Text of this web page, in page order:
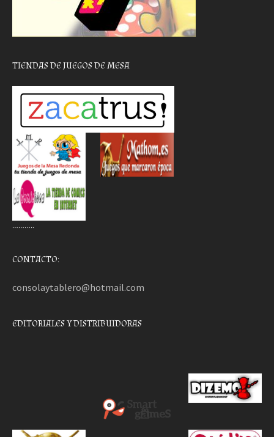
TIENDAS DE JUEGOS DE MESA
………..
CONTACTO:
consolaytablero@hotmail.com
EDITORIALES Y DISTRIBUIDORAS